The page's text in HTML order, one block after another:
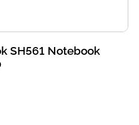
SH561 Notebook